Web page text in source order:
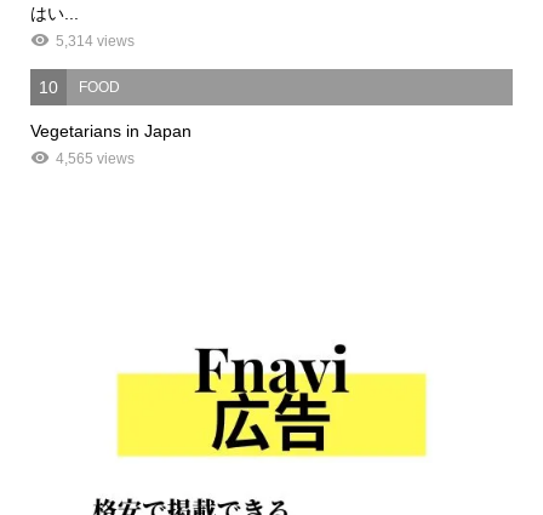
はい...
5,314 views
10 FOOD
Vegetarians in Japan
4,565 views